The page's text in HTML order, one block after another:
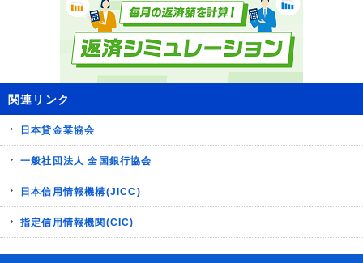
関連リンク
日本貸金業協会
一般社団法人 全国銀行協会
日本信用情報機構(JICC)
指定信用情報機関(CIC)